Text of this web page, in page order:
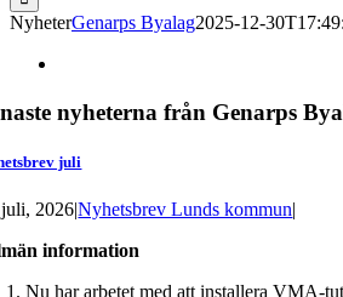
NyheterGenarps Byalag2025-12-
nyheterna från Genarps
juli
2026|Nyhetsbrev Lunds kommun|
information
Nu har arbetet med att installera VMA-